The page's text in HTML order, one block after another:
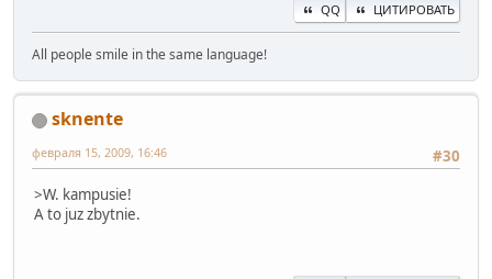
QQ ЦИТИРОВАТЬ
All people smile in the same language!
sknente
#30
февраля 15, 2009, 16:46
>W. kampusie!
A to juz zbytnie.